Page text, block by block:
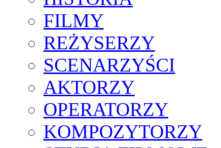
FILMY
REŻYSERZY
SCENARZYŚCI
AKTORZY
OPERATORZY
KOMPOZYTORZY